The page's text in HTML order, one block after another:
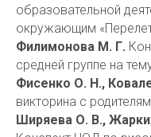
образовательной
окружающим
Филимонова М. Г.
средней группе на
Фисенко О. Н.,
викторина с
Ширяева О. В.,